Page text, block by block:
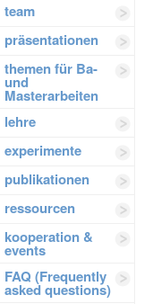
team
präsentationen
themen für Ba-
und
Masterarbeiten
lehre
experimente
publikationen
ressourcen
kooperation &
events
FAQ (Frequently
asked questions)